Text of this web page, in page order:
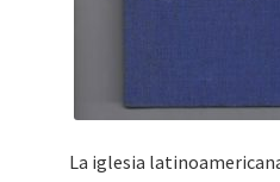
La iglesia